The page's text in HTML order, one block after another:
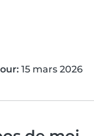
15 mars 2026